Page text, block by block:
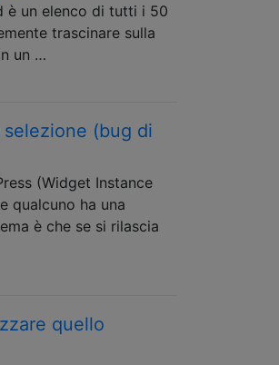
è un elenco di tutti i 50
trascinare sulla
un …
(bug di
(Widget Instance
qualcuno ha una
è che se si rilascia
quello